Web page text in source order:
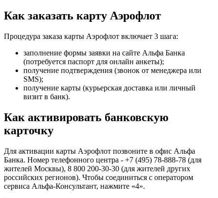
Как заказать карту Аэрофлот
Процедура заказа карты Аэрофлот включает 3 шага:
заполнение формы заявки на сайте Альфа Банка
(потребуется паспорт для онлайн анкеты);
получение подтверждения (звонок от менеджера или
SMS);
получение карты (курьерская доставка или личный
визит в банк).
Как активировать банковскую
карточку
Для активации карты Аэрофлот позвоните в офис Альфа
Банка. Номер телефонного центра - +7 (495) 78-888-78 (для
жителей Москвы), 8 800 200-30-30 (для жителей других
российских регионов). Чтобы соединиться с оператором
сервиса Альфа-Консультант, нажмите «4».